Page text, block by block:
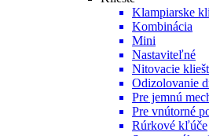
Klampiarske
Kombinácia
Mini
Nastaviteľné
Nitovacie
Odizolovanie
Pre jemnú
Pre vnútorné
Rúrkové kľúče